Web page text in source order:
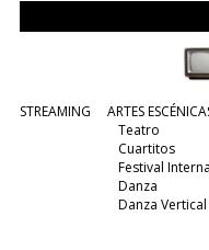
STREAMING
ARTES
Teatro
Cuartitos
Festival
Danza
Danza Vertical